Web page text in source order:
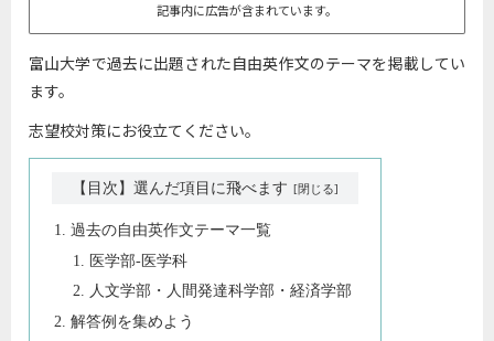
記事内に広告が含まれています。
富山大学で過去に出題された自由英作文のテーマを掲載してい
ます。
志望校対策にお役立てください。
【目次】選んだ項目に飛べます
過去の自由英作文テーマ一覧
医学部-医学科
人文学部・人間発達科学部・経済学部
解答例を集めよう